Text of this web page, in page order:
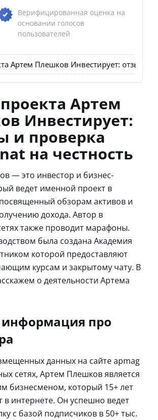
Верифицированная оценка на
основании голосов
пользователей
Артем Плешков Инвестирует: отзывы
Артем
Инвестирует:
и проверка
на честность
— это инвестор и бизнес-
ведет именной проект в
обзорам активов и
дохода. Автор в
также проводит марафоны.
была создана Академия
которой предоставляют
курсам и закрытому чату. В
о деятельности Артема
информация про
данных на сайте apmag
сетях, Артем Плешков является
бизнесменом, который 15+ лет
в интернете. Он успешно ведет
с базой подписчиков в 50+ тыс.